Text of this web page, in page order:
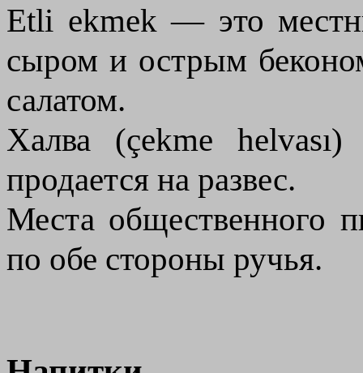
Etli ekmek — это
сыром и острым
салатом.
Халва (çekme
продается на развес.
Места общественного
по обе стороны ручья.